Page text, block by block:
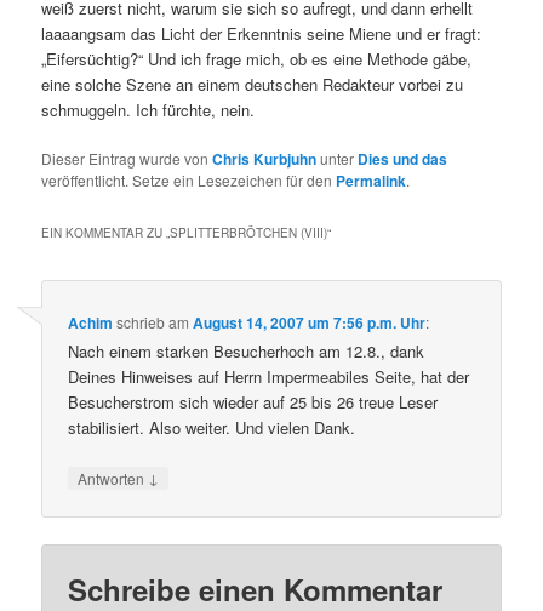
weiß zuerst nicht, warum sie sich so aufregt, und dann erhellt
laaaangsam das Licht der Erkenntnis seine Miene und er fragt:
„Eifersüchtig?“ Und ich frage mich, ob es eine Methode gäbe,
eine solche Szene an einem deutschen Redakteur vorbei zu
schmuggeln. Ich fürchte, nein.
Dieser Eintrag wurde vonChris Kurbjuhnunter Dies und das
veröffentlicht. Setze ein Lesezeichen für den Permalink.
EIN KOMMENTAR ZU „SPLITTERBRÖTCHEN (VIII)“
Achim schriebamAugust 14, 2007 um 7:56 p.m. Uhr:
Nach einem starken Besucherhoch am 12.8., dank
Deines Hinweises auf Herrn Impermeabiles Seite, hat der
Besucherstrom sich wieder auf 25 bis 26 treue Leser
stabilisiert. Also weiter. Und vielen Dank.
Antworten ↓
Schreibe einen Kommentar